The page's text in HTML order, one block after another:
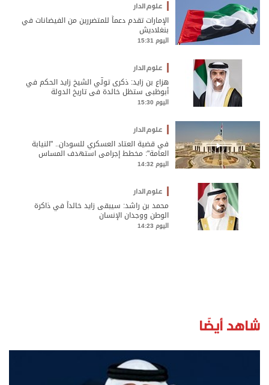
علوم الدار
الإمارات تقدم دعماً للمتضررين من الفيضانات في
بنغلاديش
اليوم 15:31
علوم الدار
هزاع بن زايد: ذكرى تولّي الشيخ زايد الحكم في
أبوظبي ستظل خالدة في تاريخ الدولة
اليوم 15:30
علوم الدار
في قضية العتاد العسكري للسودان.. "النيابة
العامة": مخطط إجرامي استهدف المساس
بسيادة الدولة وأمنها والزج باسمها في صراع لا
صلة لها به
اليوم 14:32
علوم الدار
محمد بن راشد: سيبقى زايد خالداً في ذاكرة
الوطن ووجدان الإنسان
اليوم 14:23
شاهد أيضًا